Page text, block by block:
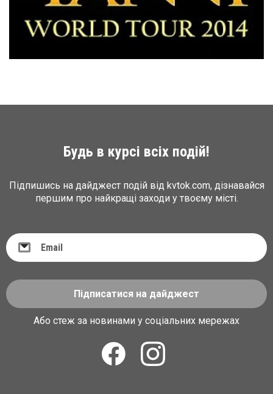
Будь в курсі всіх подій!
Підпишись на дайджест подій від kvtok.com, дізнавайся
першим про найкращі заходи у твоєму місті.
Підписатися на дайджест
Або стеж за новинами у соціальних мережах